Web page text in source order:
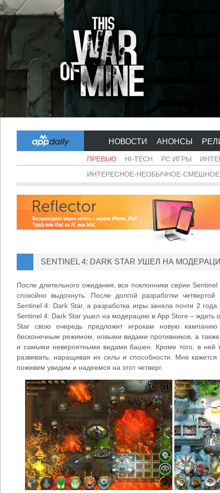
НОВОСТИ АНОНСЫ
ПРЕВЬЮ HI-TECH PC ИГРЫ
ИНТЕРЕСНОЕ-НЕОБЫЧНОЕ-
SENTINEL 4: DARK STAR УШЕЛ НА
После длительного ожидания, все поклонники серии
спокойно выдохнуть. После долгой разработки
Sentinel 4: Dark Star, а разработка игры заняла почти 2
Sentinel 4: Dark Star ушел на модерацию в App Store – ждать
Star свою очередь предложит игрокам новую
бесконечным режимом, новыми видами противников, а
и самыми невероятными видами башен. Кроме того, в ней
развивать, наращивая их силы и способности. Мне кажется
поживем увидим и надеемся на этот четверг.